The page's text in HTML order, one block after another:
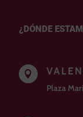
¿DÓNDE

Plaza